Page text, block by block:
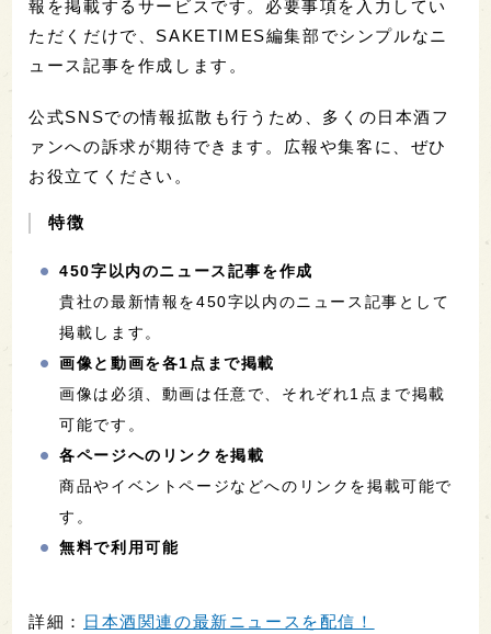
報を掲載するサービスです。必要事項を入力してい
ただくだけで、SAKETIMES編集部でシンプルなニ
ュース記事を作成します。
公式SNSでの情報拡散も行うため、多くの日本酒フ
ァンへの訴求が期待できます。広報や集客に、ぜひ
お役立てください。
特徴
450字以内のニュース記事を作成
貴社の最新情報を450字以内のニュース記事として
掲載します。
画像と動画を各1点まで掲載
画像は必須、動画は任意で、それぞれ1点まで掲載
可能です。
各ページへのリンクを掲載
商品やイベントページなどへのリンクを掲載可能で
す。
無料で利用可能
詳細： 日本酒関連の最新ニュースを配信！